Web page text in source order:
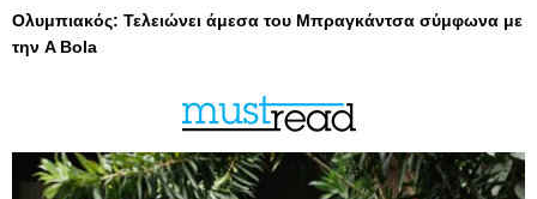
Ολυμπιακός: Τελειώνει άμεσα του Μπραγκάντσα σύμφωνα με
την A Bola